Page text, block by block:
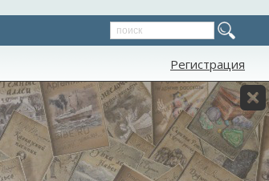
Регистрация